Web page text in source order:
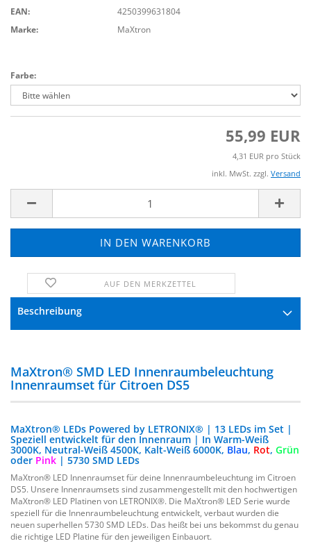
EAN:
4250399631804
Marke:
MaXtron
Farbe:
55,99 EUR
4,31 EUR pro Stück
inkl. MwSt. zzgl. Versand
AUF DEN MERKZETTEL
Beschreibung
MaXtron® SMD LED Innenraumbeleuchtung
Innenraumset für Citroen DS5
MaXtron® LEDs Powered by LETRONIX® | 13 LEDs im Set |
Speziell entwickelt für den Innenraum | In Warm-Weiß
3000K, Neutral-Weiß 4500K, Kalt-Weiß 6000K, Blau, Rot, Grün
oder Pink | 5730 SMD LEDs
MaXtron® LED Innenraumset für deine Innenraumbeleuchtung im Citroen
DS5. Unsere Innenraumsets sind zusammengestellt mit den hochwertigen
MaXtron® LED Platinen von LETRONIX®. Die MaXtron® LED Serie wurde
speziell für die Innenraumbeleuchtung entwickelt, verbaut wurden die
neuen superhellen 5730 SMD LEDs. Das heißt bei uns bekommst du genau
die richtige LED Platine für den jeweiligen Einbauort.